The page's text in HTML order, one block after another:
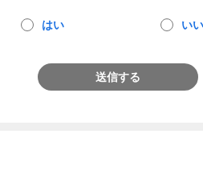
はい い
送信する